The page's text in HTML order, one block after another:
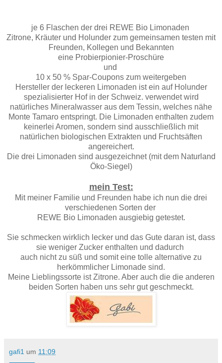
je 6 Flaschen der drei REWE Bio Limonaden
Zitrone, Kräuter und Holunder zum gemeinsamen testen mit
Freunden, Kollegen und Bekannten
eine Probierpionier-Proschüre
und
10 x 50 % Spar-Coupons zum weitergeben
Hersteller der leckeren Limonaden ist ein auf Holunder
spezialisierter Hof in der Schweiz. verwendet wird
natürliches Mineralwasser aus dem Tessin, welches nähe
Monte Tamaro entspringt. Die Limonaden enthalten zudem
keinerlei Aromen, sondern sind ausschließlich mit
natürlichen biologischen Extrakten und Fruchtsäften
angereichert.
Die drei Limonaden sind ausgezeichnet (mit dem Naturland
Öko-Siegel)
mein Test:
Mit meiner Familie und Freunden habe ich nun die drei
verschiedenen Sorten der
REWE Bio Limonaden ausgiebig getestet.
Sie schmecken wirklich lecker und das Gute daran ist, dass
sie weniger Zucker enthalten und dadurch
auch nicht zu süß und somit eine tolle alternative zu
herkömmlicher Limonade sind.
Meine Lieblingssorte ist Zitrone. Aber auch die die anderen
beiden Sorten haben uns sehr gut geschmeckt.
gafi1 um 11:09